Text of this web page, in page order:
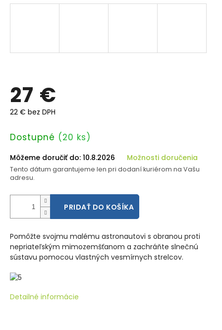
27 €
22 € bez DPH
Jednotková
Dostupné (20 ks)
Môžeme doručiť do: 10.8.2026 Možnosti doručenia
Tento dátum garantujeme len pri dodaní kuriérom na Vašu
adresu.
PRIDAŤ DO KOŠÍKA
Pomôžte svojmu malému astronautovi s obranou proti
nepriateľským mimozemšťanom a zachráňte slnečnú
sústavu pomocou vlastných vesmírnych strelcov.
Detailné informácie